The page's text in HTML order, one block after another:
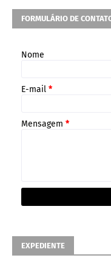
FORMULÁRIO DE
Nome
E-mail *
Mensagem *
EXPEDIENTE